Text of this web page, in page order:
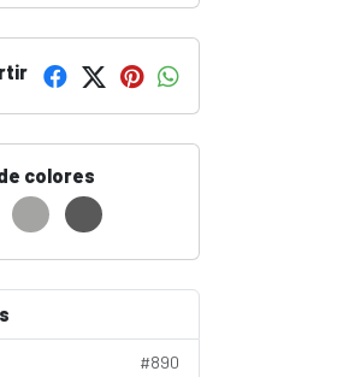
colores
#890